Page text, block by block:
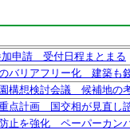
加申請 受付日程まとまる
バリアフリー化 建築も
構想検討会議 候補地の
点計画 国交相が見直し
止を強化 ペーパーカン